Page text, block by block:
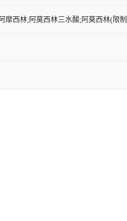
摩西林;阿莫西林三水酸;阿莫西林(限